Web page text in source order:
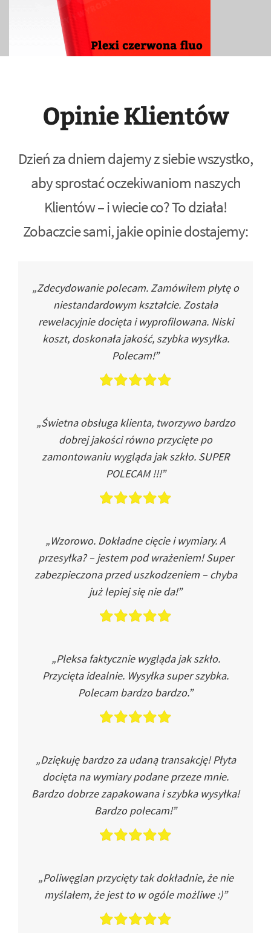
Opinie Klientów
Dzień za dniem dajemy z siebie wszystko,
aby sprostać oczekiwaniom naszych
Klientów – i wiecie co? To działa!
Zobaczcie sami, jakie opinie dostajemy:
„Zdecydowanie polecam. Zamówiłem płytę o
niestandardowym kształcie. Została
rewelacyjnie docięta i wyprofilowana. Niski
koszt, doskonała jakość, szybka wysyłka.
Polecam!”
„Świetna obsługa klienta, tworzywo bardzo
dobrej jakości równo przycięte po
zamontowaniu wygląda jak szkło. SUPER
POLECAM !!!”
„Wzorowo. Dokładne cięcie i wymiary. A
przesyłka? – jestem pod wrażeniem! Super
zabezpieczona przed uszkodzeniem – chyba
już lepiej się nie da!”
„Pleksa faktycznie wygląda jak szkło.
Przycięta idealnie. Wysyłka super szybka.
Polecam bardzo bardzo.”
„Dziękuję bardzo za udaną transakcję! Płyta
docięta na wymiary podane przeze mnie.
Bardzo dobrze zapakowana i szybka wysyłka!
Bardzo polecam!”
„Poliwęglan przycięty tak dokładnie, że nie
myślałem, że jest to w ogóle możliwe :)”